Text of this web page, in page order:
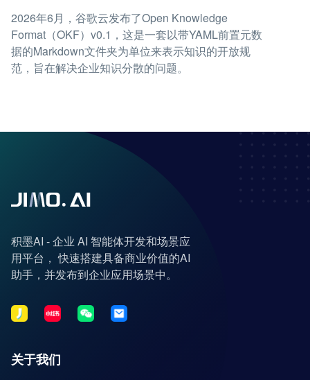
2026年6月，谷歌云发布了Open Knowledge
Format（OKF）v0.1，这是一套以带YAML前置元数
据的Markdown文件夹为单位来表示知识的开放规
范，旨在解决企业知识分散的问题。
积墨AI - 企业 AI 智能体开发和场景应
用平台， 快速搭建具备商业价值的AI
助手，并发布到企业应用场景中。
关于我们